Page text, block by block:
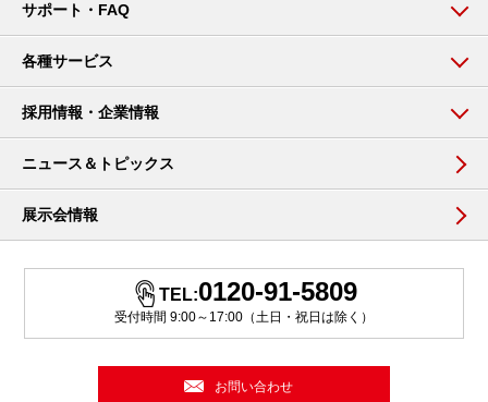
サポート・FAQ
各種サービス
採用情報・企業情報
ニュース＆トピックス
展示会情報
TEL:0120-91-5809
受付時間 9:00～17:00（土日・祝日は除く）
お問い合わせ